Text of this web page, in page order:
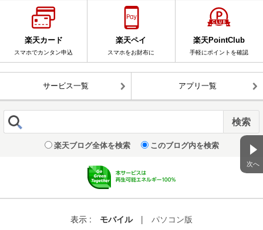
次へ
楽天カード
スマホでカンタン申込
楽天ペイ
スマホをお財布に
楽天PointClub
手軽にポイントを確認
サービス一覧 アプリ一覧
楽天ブログ全体を検索 このブログ内を検索
表示 : モバイル |
パソコン版